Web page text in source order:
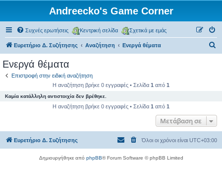
Andreecko's Game Corner
Συχνές ερωτήσεις Κεντρική σελίδα Σχετικά με εμάς
Ευρετήριο Δ. Συζήτησης Αναζήτηση Ενεργά θέματα
η
η
Ενεργά θέματα
Επιστροφή στην ειδική αναζήτηση
Η αναζήτηση βρήκε 0 εγγραφές • Σελίδα 1 από 1
Καμία κατάλληλη αντιστοιχία δεν βρέθηκε.
Η αναζήτηση βρήκε 0 εγγραφές • Σελίδα 1 από 1
Μετάβαση σε
Ευρετήριο Δ. Συζήτησης Όλοι οι χρόνοι είναι UTC+03:00
Δημιουργήθηκε από phpBB® Forum Software © phpBB Limited